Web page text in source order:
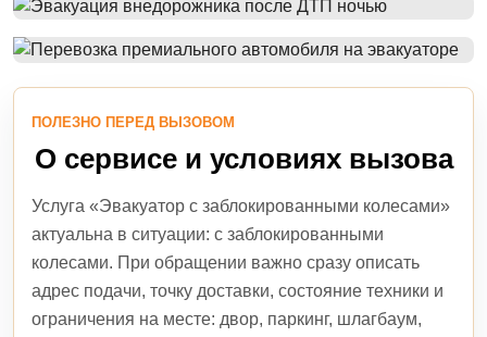
ПОЛЕЗНО ПЕРЕД ВЫЗОВОМ
О сервисе и условиях вызова
Услуга «Эвакуатор с заблокированными колесами»
актуальна в ситуации: с заблокированными
колесами. При обращении важно сразу описать
адрес подачи, точку доставки, состояние техники и
ограничения на месте: двор, паркинг, шлагбаум,